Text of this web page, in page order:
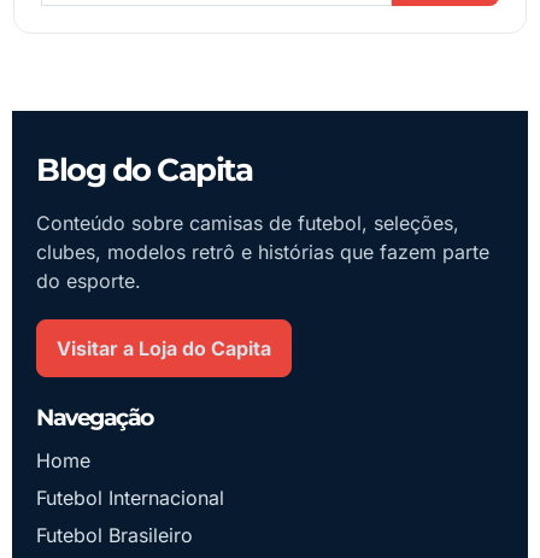
Blog do Capita
Conteúdo sobre camisas de futebol, seleções,
clubes, modelos retrô e histórias que fazem parte
do esporte.
Visitar a Loja do Capita
Navegação
Home
Futebol Internacional
Futebol Brasileiro